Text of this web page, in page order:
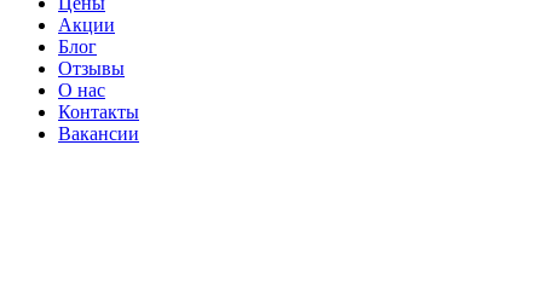
Акции
Блог
Отзывы
О нас
Контакты
Вакансии